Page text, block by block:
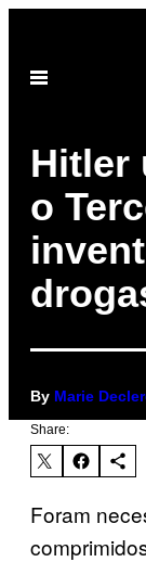
content
Open
Hitler
o
By Marie
Share:
Foram